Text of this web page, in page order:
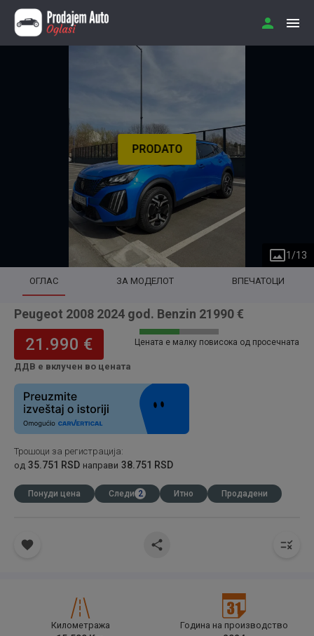
PRODATO
1 /13
ОГЛАС ЗА МОДЕЛОТ ВПЕЧАТОЦИ
Peugeot 2008 2024 god. Benzin 21990 €
21.990 €
ДДВ е вклучен во цената
Цената е малку повисока од просечната
Трошоци за регистрација:
од 35.751 RSD направи 38.751 RSD
Понуди цена Следи 2 Итно Продадени
Километража Година на производство